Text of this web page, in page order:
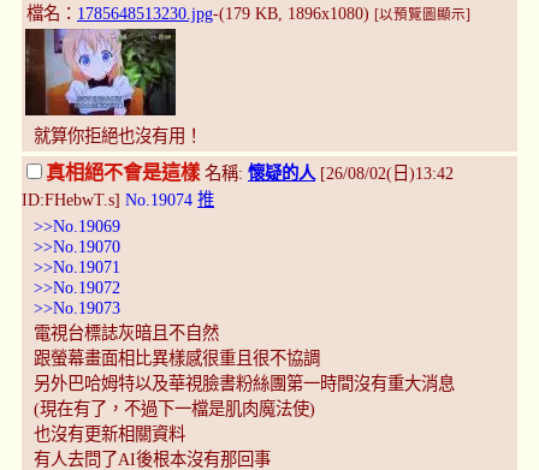
檔名： 1785648513230.jpg-(179 KB, 1896x1080) [以預覽圖顯示]
就算你拒絕也沒有用！
真相絕不會是這樣 名稱: 懷疑的人 [26/08/02(日)13:42
ID:FHebwT.s] No.19074 推
>>No.19069
>>No.19070
>>No.19071
>>No.19072
>>No.19073
電視台標誌灰暗且不自然
跟螢幕畫面相比異樣感很重且很不協調
另外巴哈姆特以及華視臉書粉絲團第一時間沒有重大消息
(現在有了，不過下一檔是肌肉魔法使)
也沒有更新相關資料
有人去問了AI後根本沒有那回事